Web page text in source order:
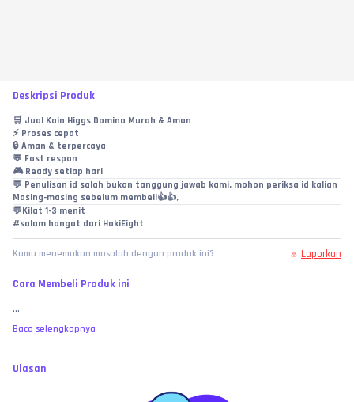
Deskripsi Produk
🛒 Jual Koin Higgs Domino Murah & Aman
⚡ Proses cepat
🔒 Aman & terpercaya
💬 Fast respon
🎮 Ready setiap hari
💬 Penulisan id salah bukan tanggung jawab kami, mohon periksa id kalian
Masing-masing sebelum membeli👍👍,
💬Kilat 1-3 menit
#salam hangat dari HokiEight
Kamu menemukan masalah dengan produk ini? Laporkan
Cara Membeli Produk ini
...
Baca selengkapnya
Ulasan